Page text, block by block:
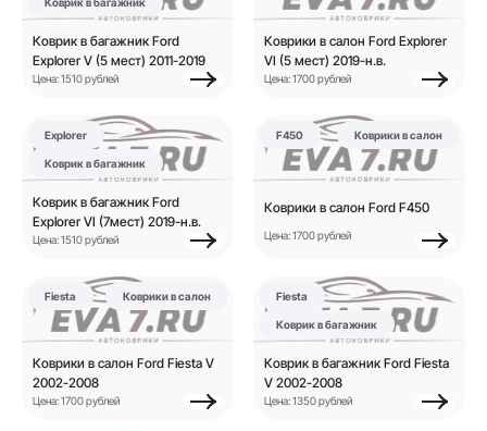
Коврик в багажник Ford
Explorer V (5 мест) 2011-2019
Цена: 1510 рублей
Коврики в салон Ford Explorer
VI (5 мест) 2019-н.в.
Цена: 1700 рублей
Explorer
Коврик в багажник
Коврик в багажник Ford
Explorer VI (7мест) 2019-н.в.
Цена: 1510 рублей
F450 Коврики в салон
Коврики в салон Ford F450
Цена: 1700 рублей
Fiesta Коврики в салон
Коврики в салон Ford Fiesta V
2002-2008
Цена: 1700 рублей
Fiesta
Коврик в багажник
Коврик в багажник Ford Fiesta
V 2002-2008
Цена: 1350 рублей